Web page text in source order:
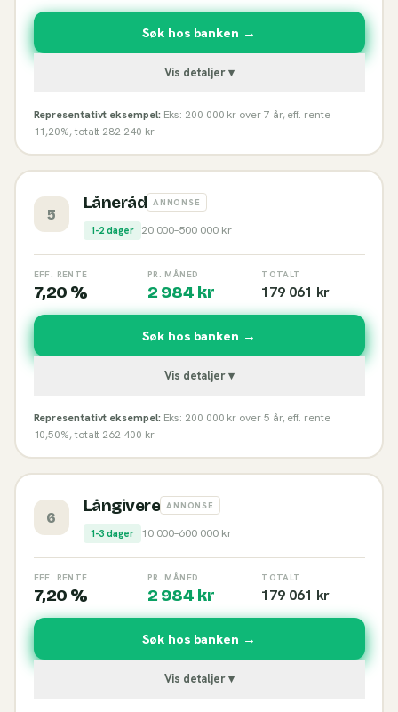
Søk hos banken →
Vis detaljer ▾
Representativt eksempel: Eks: 200 000 kr over 7 år, eff. rente
11,20%, totalt 282 240 kr
5
Låneråd ANNONSE
1-2 dager 20 000–500 000kr
EFF. RENTE
7,20 %
PR. MÅNED
2 984 kr
TOTALT
179 061 kr
Søk hos banken →
Vis detaljer ▾
Representativt eksempel: Eks: 200 000 kr over 5 år, eff. rente
10,50%, totalt 262 400 kr
6
Långivere ANNONSE
1-3 dager 10 000–600 000kr
EFF. RENTE
7,20 %
PR. MÅNED
2 984 kr
TOTALT
179 061 kr
Søk hos banken →
Vis detaljer ▾